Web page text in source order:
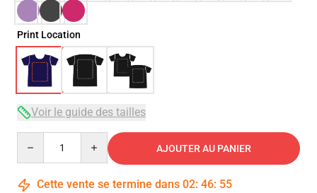
Print Location
Voir le guide des tailles
AJOUTER AU PANIER
Cette vente se termine dans 02: 46: 54